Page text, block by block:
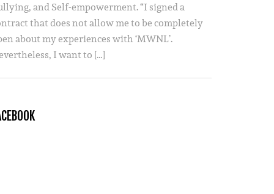
and Self-empowerment. “I signed a
that does not allow me to be completely
about my experiences with ‘MWNL’.
I want to […]